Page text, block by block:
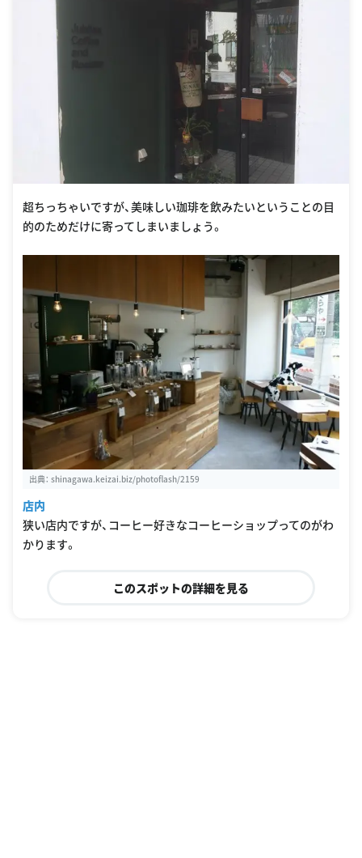
超ちっちゃいですが、美味しい珈琲を飲みたいということの目
的のためだけに寄ってしまいましょう。
出典： shinagawa.keizai.biz/photoflash/2159
店内
狭い店内ですが、コーヒー好きなコーヒーショップってのがわ
かります。
このスポットの詳細を見る